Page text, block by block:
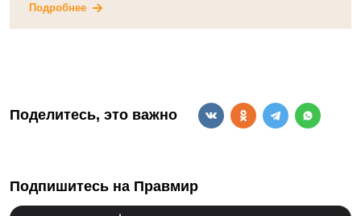
Подробнее
Поделитесь, это важно
Подпишитесь на Правмир